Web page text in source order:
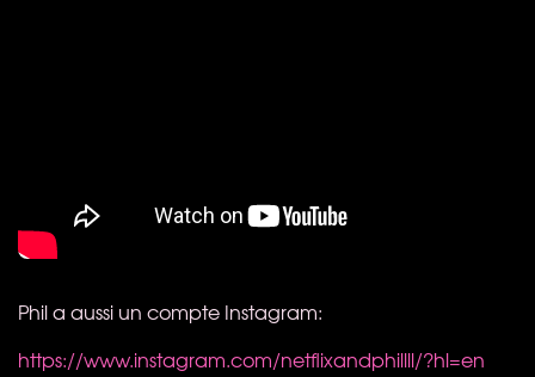
Phil a aussi un compte Instagram:
https://www.instagram.com/netflixandphillll/?hl=en